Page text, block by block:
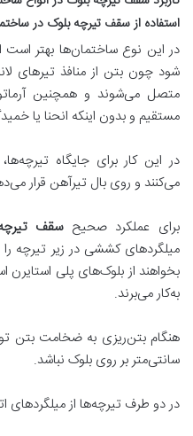
استفاده از سقف تیرچه بلوک در
در این نوع ساختمان‌ها بهتر است
شود چون بتن از منافذ تیرهای
متصل می‌شوند و همچنین
مستقیم و بدون اینکه انحنا یا
در این کار برای جایگاه
می‌کنند و روی بال تیرآهن قرار
برای عملکرد صحیحسقف
میلگردهای کششی در زیر تیرچه
بخواهند از بلوک‌های پلی استایرن
به‌کار می‌برند.
سانتی‌متر بر روی بلوک نباشد.
در دو طرف تیرچه‌ها از